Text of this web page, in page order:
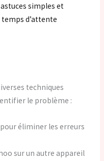
simples et
d’attente
techniques
le problème :
éliminer les erreurs
sur un autre appareil